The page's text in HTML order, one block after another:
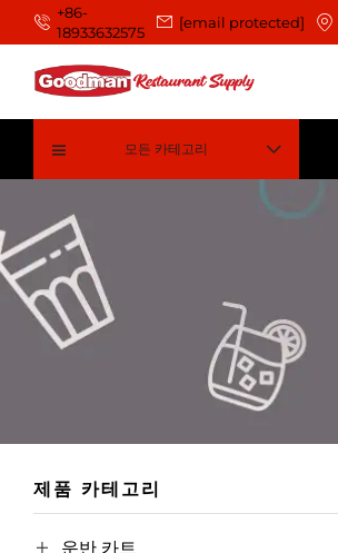
+86-
18933632575
[email protected]
모든 카테고리
제품 카테고리
운반 카트